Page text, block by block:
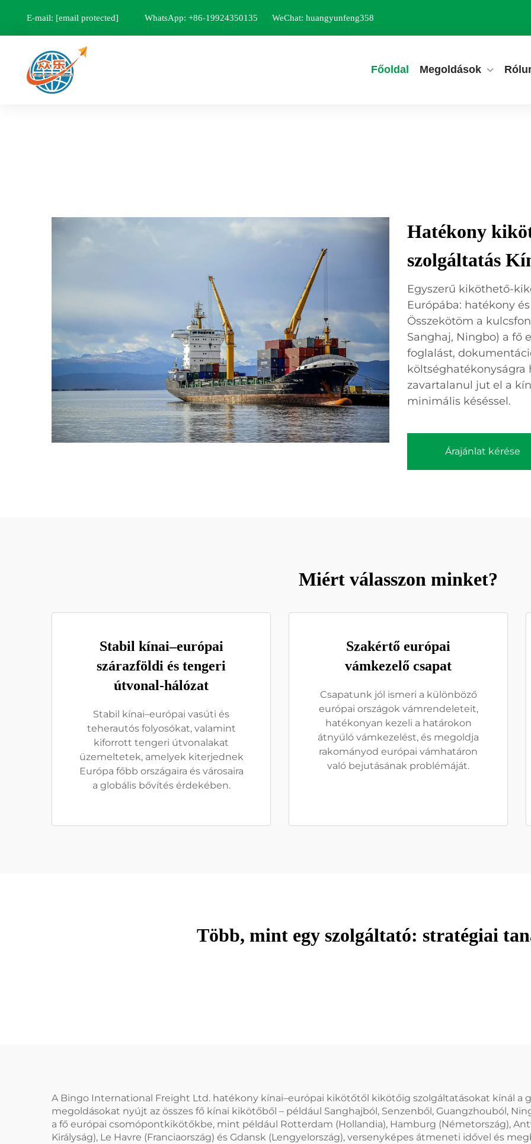
E-mail: [email protected] WhatsApp: +86-19924350135 WeChat: huangyunfeng358
Főoldal Megoldások
Hatékony
szolgáltatás
Egyszerű kiköthető-
Európába: hatékony
Összekötöm a
Sanghaj, Ningbo) a fő
foglalást,
zavartalanul jut el a
minimális késéssel.
Árajánlat kérése
Miért válasszon minket?
Stabil kínai–európai
szárazföldi és tengeri
útvonal-hálózat
Stabil kínai–európai vasúti és
teherautós folyosókat, valamint
kiforrott tengeri útvonalakat
üzemeltetek, amelyek kiterjednek
Európa főbb országaira és városaira
a globális bővítés érdekében.
Szakértő európai
vámkezelő csapat
Csapatunk jól ismeri a különböző
európai országok vámrendeleteit,
hatékonyan kezeli a határokon
átnyúló vámkezelést, és megoldja
rakományod európai vámhatáron
való bejutásának problémáját.
Több, mint egy szolgáltató: stratégiai
A Bingo International Freight Ltd. hatékony kínai–európai kikötőtől kikötőig szolgáltatásokat kínál a
megoldásokat nyújt az összes fő kínai kikötőből – például Sanghajból, Senzenből, Guangzhouból,
a fő európai csomópontkikötőkbe, mint például Rotterdam (Hollandia), Hamburg (Németország),
Királyság), Le Havre (Franciaország) és Gdansk (Lengyelország), versenyképes átmeneti idővel és